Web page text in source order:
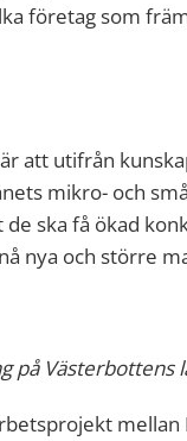
företag som
att utifrån
mikro- och
ska få ökad
nya och större
på Västerbottens